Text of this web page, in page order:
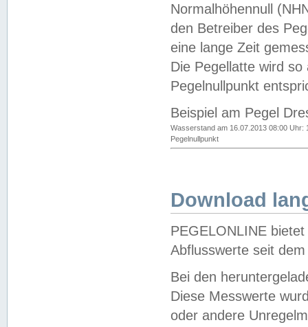
Normalhöhennull
den Betreiber des
eine lange Zeit
Die Pegellatte wird
Pegelnullpunkt
Beispiel am Pegel
Wasserstand am 16.07.2013 08:00 Uhr:
Pegelnullpunkt
Download
PEGELONLINE
Abflusswerte seit
Bei den
Diese Messwerte
oder andere